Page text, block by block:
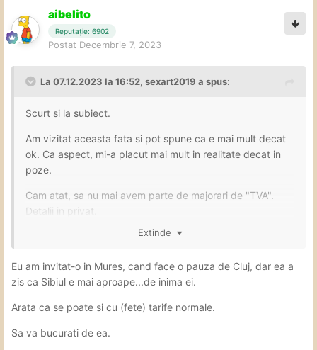
aibelito
Reputație: 6902
Postat Decembrie 7, 2023
La 07.12.2023 la 16:52, sexart2019 a spus:
Scurt si la subiect.
Am vizitat aceasta fata si pot spune ca e mai mult decat
ok. Ca aspect, mi-a placut mai mult in realitate decat in
poze.
Cam atat, sa nu mai avem parte de majorari de "TVA".
Detalii in privat.
Extinde
Eu am invitat-o in Mures, cand face o pauza de Cluj, dar ea a
zis ca Sibiul e mai aproape...de inima ei.
Arata ca se poate si cu (fete) tarife normale.
Sa va bucurati de ea.